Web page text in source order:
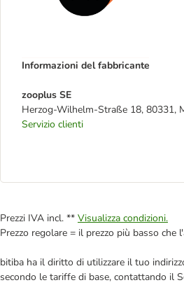
Informazioni del fabbricante
zooplus SE
Herzog-Wilhelm-Straße 18, 80331,
Servizio clienti
Prezzi IVA incl. ** Visualizza condizioni.
Prezzo regolare = il prezzo più basso
bitiba ha il diritto di utilizzare il tuo
secondo le tariffe di base, contattando il